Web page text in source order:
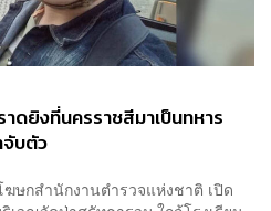
ดยิงที่นครราชสีมาเป็นทหาร
จับตัว
ษกสำนักงานตำรวจแห่งชาติ เปิด